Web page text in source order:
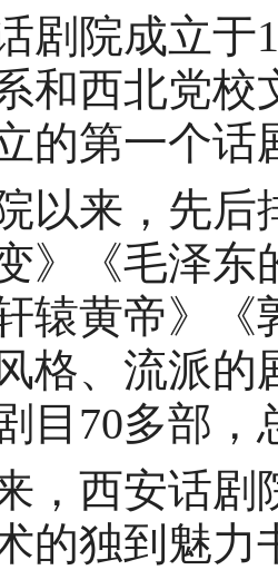
院成立于
和西北党校
的第一个话
来，先后
》《毛泽
辕黄帝》
格、流派的
目70多部，
西安话剧
的独到魅